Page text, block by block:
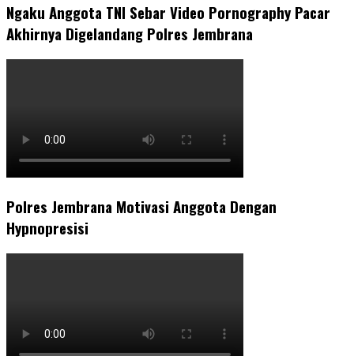
Ngaku Anggota TNI Sebar Video Pornography Pacar
Akhirnya Digelandang Polres Jembrana
Polres Jembrana Motivasi Anggota Dengan
Hypnopresisi